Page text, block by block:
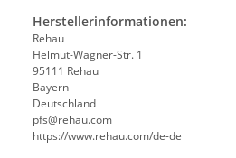
Herstellerinformationen:
Rehau
Helmut-Wagner-Str. 1
95111 Rehau
Bayern
Deutschland
pfs@rehau.com
https://www.rehau.com/de-de